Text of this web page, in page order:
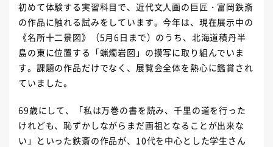
初めて体験する実習科目で、近代文人画の巨匠・富岡鉄斎
の作品に触れる試みをしています。今年は、現在展示中の
《名所十二景図》（5月6日まで）のうち、北海道積丹半
島の東に位置する「蝋燭岩図」の摸写に取り組んでいま
す。課題の作品だけでなく、展覧会全体を熱心に鑑賞され
ていました。
69歳にして、「私は万巻の書を読み、千里の道を行った
けれども、恥ずかしながらまだ画祖となることが出来な
い」といった鉄斎の作品が、10代を中心とした学生さん